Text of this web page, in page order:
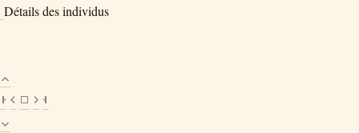
Détails des individus